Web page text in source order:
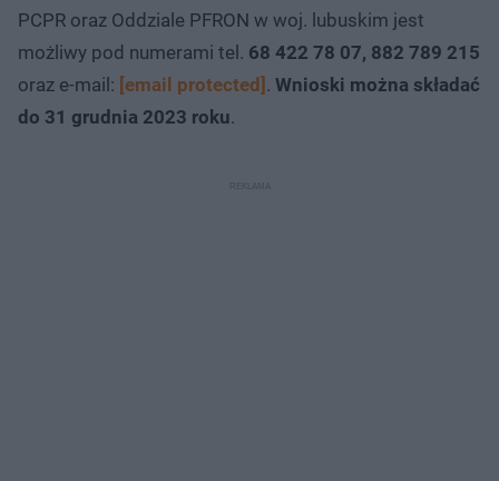
PCPR oraz Oddziale PFRON w woj. lubuskim jest
możliwy pod numerami tel. 68 422 78 07, 882 789 215
oraz e-mail: [email protected] . Wnioski można składać
do 31 grudnia 2023 roku.